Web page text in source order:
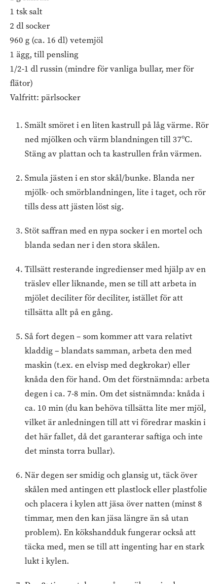
1 tsk salt
2 dl socker
960 g (ca. 16 dl) vetemjöl
1 ägg, till pensling
1/2-1 dl russin (mindre för vanliga bullar, mer för
flätor)
Valfritt: pärlsocker
Smält smöret i en liten kastrull på låg värme. Rör
ned mjölken och värm blandningen till 37ºC.
Stäng av plattan och ta kastrullen från värmen.
Smula jästen i en stor skål/bunke. Blanda ner
mjölk- och smörblandningen, lite i taget, och rör
tills dess att jästen löst sig.
Stöt saffran med en nypa socker i en mortel och
blanda sedan ner i den stora skålen.
Tillsätt resterande ingredienser med hjälp av en
träslev eller liknande, men se till att arbeta in
mjölet deciliter för deciliter, istället för att
tillsätta allt på en gång.
Så fort degen – som kommer att vara relativt
kladdig – blandats samman, arbeta den med
maskin (t.ex. en elvisp med degkrokar) eller
knåda den för hand. Om det förstnämnda: arbeta
degen i ca. 7-8 min. Om det sistnämnda: knåda i
ca. 10 min (du kan behöva tillsätta lite mer mjöl,
vilket är anledningen till att vi föredrar maskin i
det här fallet, då det garanterar saftiga och inte
det minsta torra bullar).
När degen ser smidig och glansig ut, täck över
skålen med antingen ett plastlock eller plastfolie
och placera i kylen att jäsa över natten (minst 8
timmar, men den kan jäsa längre än så utan
problem). En kökshandduk fungerar också att
täcka med, men se till att ingenting har en stark
lukt i kylen.